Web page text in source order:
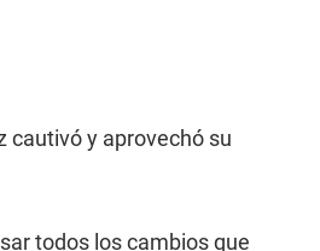
cautivó y aprovechó su
todos los cambios que